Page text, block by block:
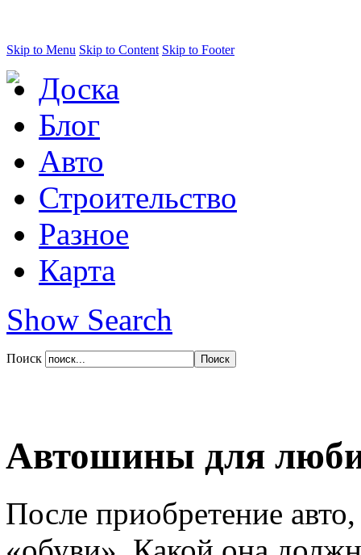
Skip to Menu Skip to Content Skip to Footer
Доска
Блог
Авто
Строительство
Разное
Карта
Show Search
Поиск
Автошины для
После приобретение